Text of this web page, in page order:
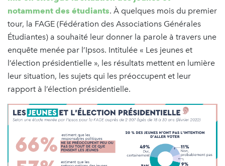
notamment des étudiants. À quelques mois du premier
tour, la FAGE (Fédération des Associations Générales
Étudiantes) a souhaité leur donner la parole à travers une
enquête menée par l’Ipsos. Intitulée « Les jeunes et
l’élection présidentielle », les résultats mettent en lumière
leur situation, les sujets qui les préoccupent et leur
rapport à l’élection présidentielle.